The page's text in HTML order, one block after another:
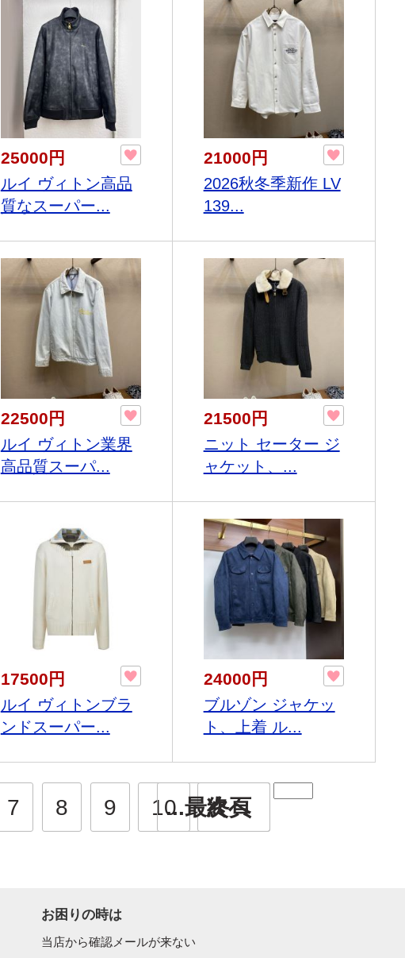
25000円
ルイ ヴィトン高品
質なスーパー...
21000円
2026秋冬季新作 LV
139...
22500円
ルイ ヴィトン業界
高品質スーパ...
21500円
ニット セーター ジ
ャケット、...
17500円
ルイ ヴィトンブラ
ンドスーパー...
24000円
ブルゾン ジャケッ
ト、上着 ル...
次へ
...最終頁
7 8 9 10
お困りの時は
当店から確認メールが来ない